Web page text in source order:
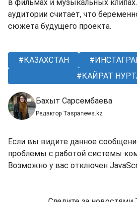
в фильмах и музыкальных
аудитории считает, что
сюжета будущего проекта.
КАЗАХСТАН
КАЙРАТ
Бахыт Сарсембаева
Редактор Taspanews.kz
Если вы видите данное
проблемы с работой системы
Возможно у вас отключен